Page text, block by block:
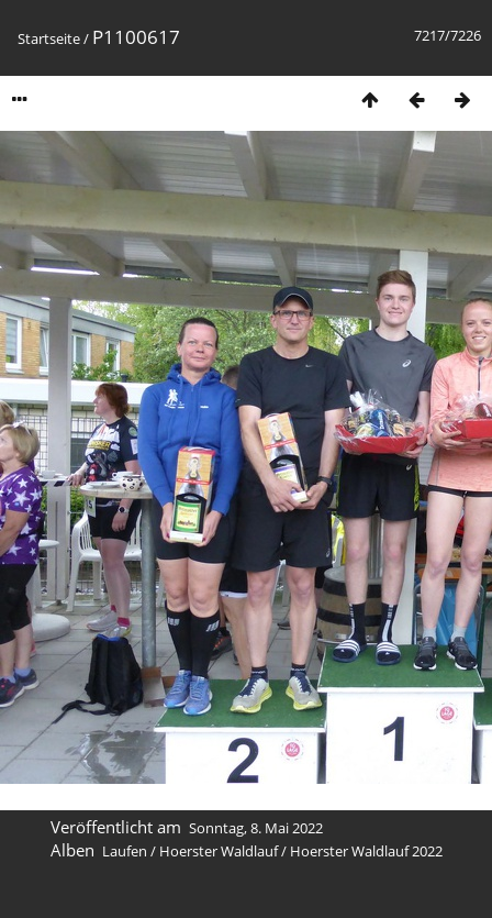
7217/7226
Startseite/ P1100617
Veröffentlicht am Sonntag, 8. Mai 2022
Alben Laufen / Hoerster Waldlauf/ Hoerster Waldlauf 2022